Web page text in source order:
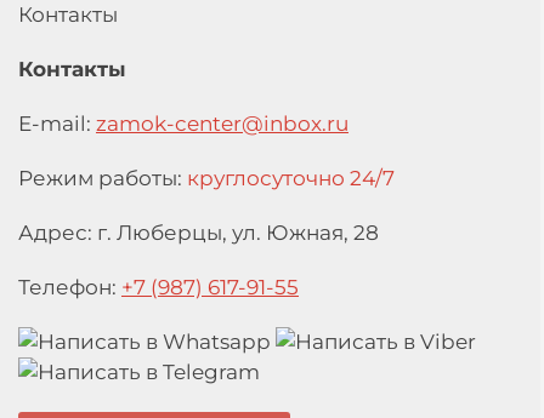
Контакты
Контакты
E-mail: zamok-center@inbox.ru
Режим работы: круглосуточно 24/7
Адрес: г. Люберцы, ул. Южная, 28
Телефон: +7 (987) 617-91-55